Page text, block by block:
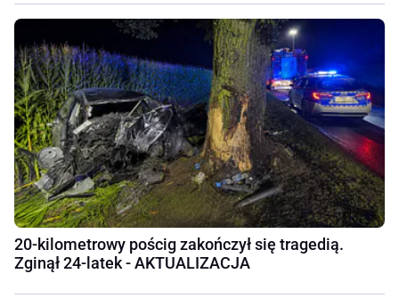
20-kilometrowy pościg zakończył się tragedią.
Zginął 24-latek - AKTUALIZACJA